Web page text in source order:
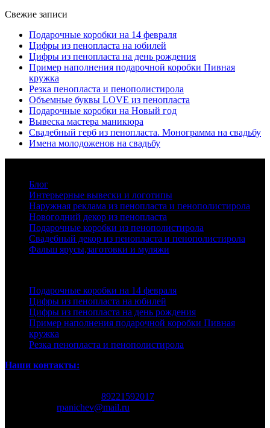
Свежие записи
Подарочные коробки на 14 февраля
Цифры из пенопласта на юбилей
Цифры из пенопласта на день рождения
Пример наполнения подарочной коробки Пивная
кружка
Резка пенопласта и пенополистирола
Объемные буквы LOVE из пенопласта
Подарочные коробки на Новый год
Вывеска мастера маникюра
Свадебный герб из пенопласта. Монограмма на свадьбу
Имена молодоженов на свадьбу
Блог
Интерьерные вывески и логотипы
Наружная реклама из пенопласта и пенополистирола
Новогодний декор из пенопласта
Подарочные коробки из пенополистирола
Свадебный декор из пенопласта и пенополистирола
Фальш ярусы,заготовки и муляжи
Подарочные коробки на 14 февраля
Цифры из пенопласта на юбилей
Цифры из пенопласта на день рождения
Пример наполнения подарочной коробки Пивная
кружка
Резка пенопласта и пенополистирола
Наши контакты:
89221592017
rpanichev@mail.ru